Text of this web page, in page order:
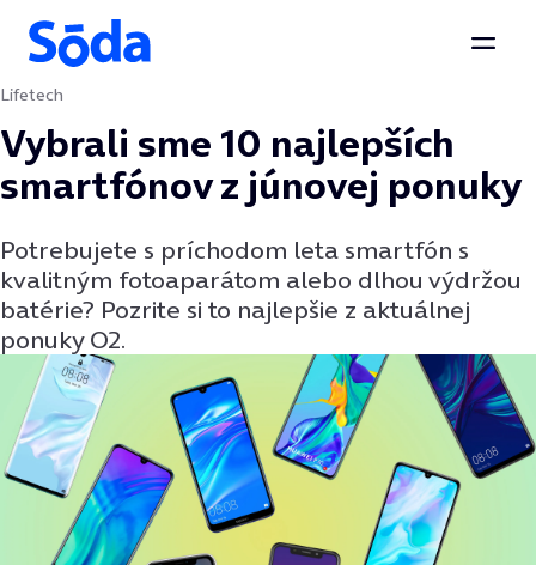
Preskočiť na obsah
Lifetech
Vybrali sme 10 najlepších
smartfónov z júnovej ponuky
Potrebujete s príchodom leta smartfón s
kvalitným fotoaparátom alebo dlhou výdržou
batérie? Pozrite si to najlepšie z aktuálnej
ponuky O2.